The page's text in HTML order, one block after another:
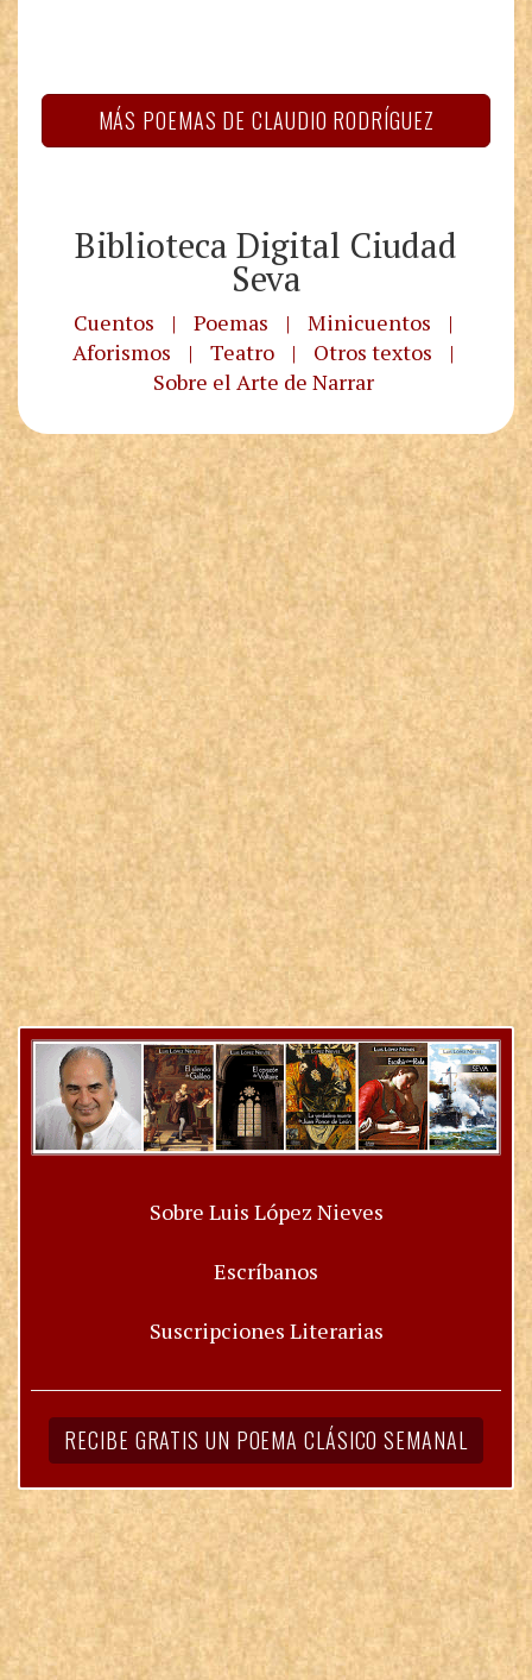
MÁS POEMAS DE CLAUDIO RODRÍGUEZ
Biblioteca Digital Ciudad
Seva
Cuentos | Poemas | Minicuentos
|
Aforismos
| Teatro | Otros textos
|
Sobre el Arte de Narrar
Sobre Luis López Nieves
Escríbanos
Suscripciones Literarias
RECIBE GRATIS UN POEMA CLÁSICO SEMANAL